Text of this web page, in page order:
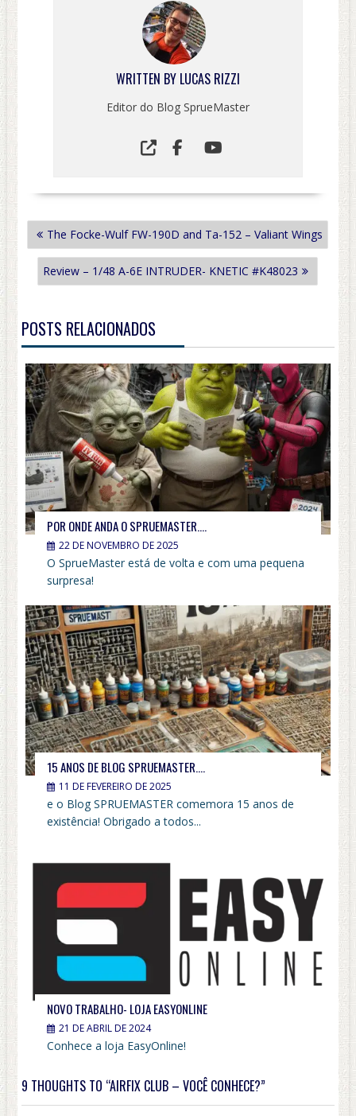
WRITTEN BY LUCAS RIZZI
Editor do Blog SprueMaster
NAVEGAÇÃO
DE
POST
The Focke-Wulf FW-190D and Ta-152 – Valiant Wings
Review – 1/48 A-6E INTRUDER- KNETIC #K48023
POSTS RELACIONADOS
POR ONDE ANDA O SPRUEMASTER….
22 DE NOVEMBRO DE 2025
O SprueMaster está de volta e com uma pequena
surpresa!
15 ANOS DE BLOG SPRUEMASTER….
11 DE FEVEREIRO DE 2025
e o Blog SPRUEMASTER comemora 15 anos de
existência! Obrigado a todos...
NOVO TRABALHO- LOJA EASYONLINE
21 DE ABRIL DE 2024
Conhece a loja EasyOnline!
9 THOUGHTS TO “AIRFIX CLUB – VOCÊ CONHECE?”